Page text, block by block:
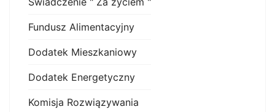
Fundusz Alimentacyjny
Dodatek Mieszkaniowy
Dodatek Energetyczny
Komisja Rozwiązywania